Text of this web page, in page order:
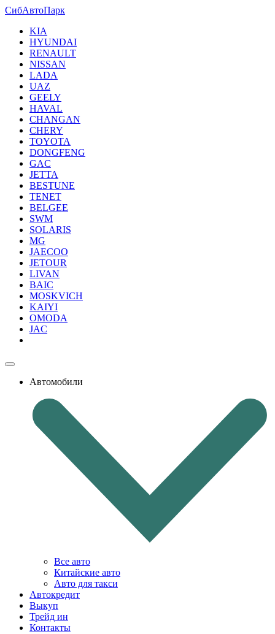
СибАвтоПарк
KIA
HYUNDAI
RENAULT
NISSAN
LADA
UAZ
GEELY
HAVAL
CHANGAN
CHERY
TOYOTA
DONGFENG
GAC
JETTA
BESTUNE
TENET
BELGEE
SWM
SOLARIS
MG
JAECOO
JETOUR
LIVAN
BAIC
MOSKVICH
KAIYI
OMODA
JAC
Автомобили
Все авто
Китайские авто
Авто для такси
Автокредит
Выкуп
Трейд ин
Контакты